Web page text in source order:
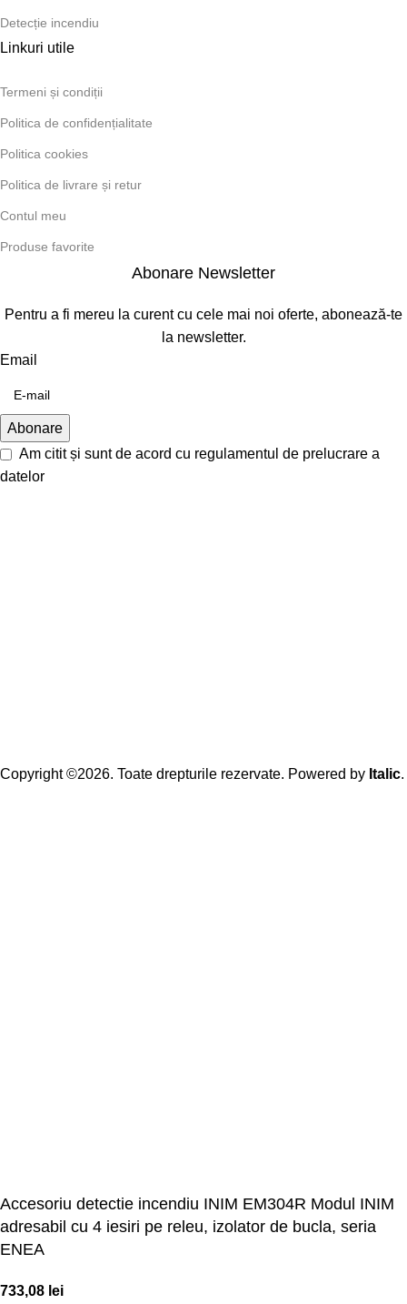
Detecție incendiu
Linkuri utile
Termeni și condiții
Politica de confidențialitate
Politica cookies
Politica de livrare și retur
Contul meu
Produse favorite
Abonare Newsletter
Pentru a fi mereu la curent cu cele mai noi oferte, abonează-te
la newsletter.
Email
Am citit și sunt de acord cu regulamentul de prelucrare a
datelor
Copyright ©2026. Toate drepturile rezervate. Powered by Italic.
Accesoriu detectie incendiu INIM EM304R Modul INIM
adresabil cu 4 iesiri pe releu, izolator de bucla, seria
ENEA
733,08 lei